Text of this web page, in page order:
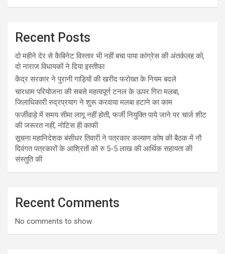
Recent Posts
दो महीने देर से कैबिनेट विस्तार भी नहीं बचा पाया कांग्रेस की अंतर्कलह को,
दो नाराज विधायकों ने दिया इस्तीफा
केंद्र सरकार ने पुरानी गाड़ियों की खरीद फरोख्त के नियम बदले
चारधाम परियोजना की सबसे महत्वपूर्ण टनल के ऊपर गिरा मलबा,
जिलाधिकारी रुद्रप्रयाग ने शुरू करवाया मलबा हटाने का काम
फर्जीवाड़े में समय सीमा लागू नहीं होती, फर्जी नियुक्ति पाये जाने पर चार्ज शीट
की जरूरत नहीं, नोटिस ही काफी
सूचना महानिदेशक बंसीधर तिवारी ने पत्रकार कल्याण कोष की बैठक में नौ
दिवंगत पत्रकारों के आश्रितों को रु 5-5 लाख की आर्थिक सहायता की
संस्तुति की
Recent Comments
No comments to show.